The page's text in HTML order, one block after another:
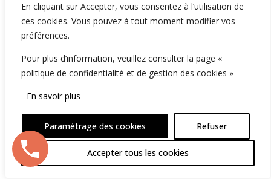
En cliquant sur Accepter, vous consentez à l’utilisation de
ces cookies. Vous pouvez à tout moment modifier vos
préférences.
Pour plus d’information, veuillez consulter la page «
politique de confidentialité et de gestion des cookies »
En savoir plus
Paramétrage des cookies Refuser
Accepter tous les cookies